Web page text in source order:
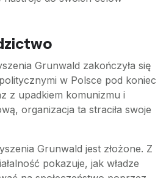
Grunwald zakończyła się
w Polsce pod koniec
z upadkiem komunizmu i
organizacja ta straciła swoje
Grunwald jest złożone. Z
pokazuje, jak władze